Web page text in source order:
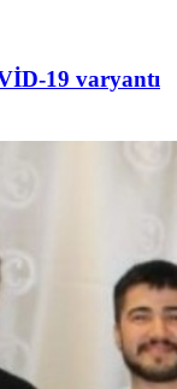
19 varyantı